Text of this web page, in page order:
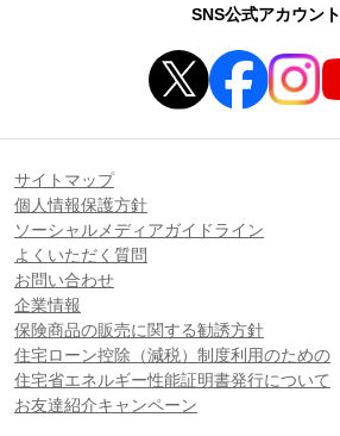
SNS公式アカウント
サイトマップ
個人情報保護方針
ソーシャルメディアガイドライン
よくいただく質問
お問い合わせ
企業情報
保険商品の販売に関する勧誘方針
住宅ローン控除（減税）制度利用のための
住宅省エネルギー性能証明書発行について
お友達紹介キャンペーン